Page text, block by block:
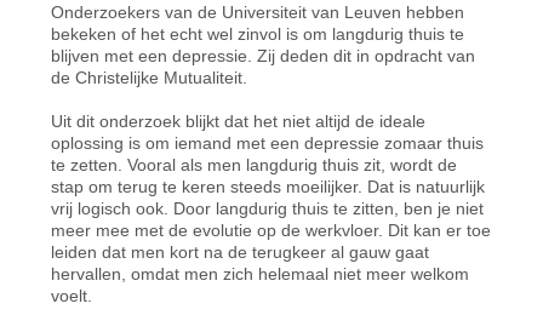
Onderzoekers van de Universiteit van Leuven hebben
bekeken of het echt wel zinvol is om langdurig thuis te
blijven met een depressie. Zij deden dit in opdracht van
de Christelijke Mutualiteit.
Uit dit onderzoek blijkt dat het niet altijd de ideale
oplossing is om iemand met een depressie zomaar thuis
te zetten. Vooral als men langdurig thuis zit, wordt de
stap om terug te keren steeds moeilijker. Dat is natuurlijk
vrij logisch ook. Door langdurig thuis te zitten, ben je niet
meer mee met de evolutie op de werkvloer. Dit kan er toe
leiden dat men kort na de terugkeer al gauw gaat
hervallen, omdat men zich helemaal niet meer welkom
voelt.